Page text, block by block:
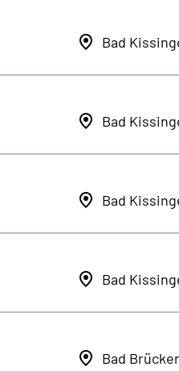
Bad
Bad
Bad
Bad
Bad